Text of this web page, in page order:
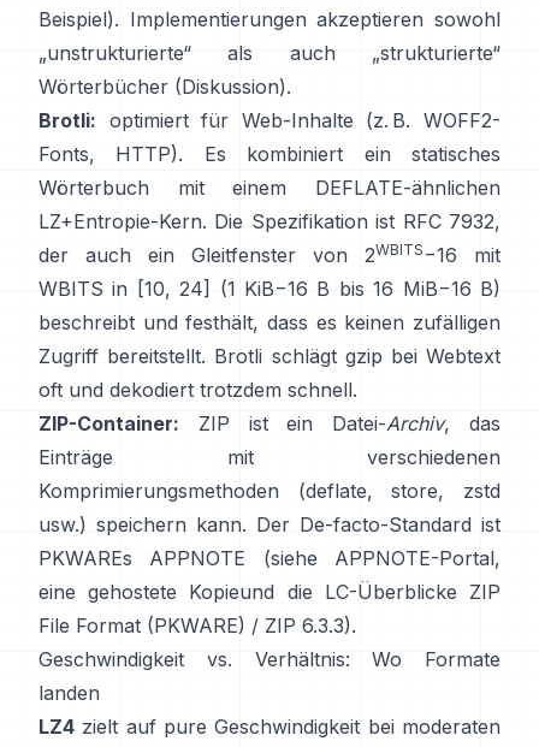
Beispiel). Implementierungen akzeptieren sowohl
„unstrukturierte“ als auch „strukturierte“
Wörterbücher (Diskussion).
Brotli: optimiert für Web-Inhalte (z. B. WOFF2-
Fonts, HTTP). Es kombiniert ein statisches
Wörterbuch mit einem DEFLATE-ähnlichen
LZ+Entropie-Kern. Die Spezifikation ist RFC 7932,
der auch ein Gleitfenster von 2WBITS −16 mit
WBITS in [10, 24] (1 KiB−16 B bis 16 MiB−16 B)
beschreibt und festhält, dass es keinen zufälligen
Zugriff bereitstellt. Brotli schlägt gzip bei Webtext
oft und dekodiert trotzdem schnell.
ZIP-Container: ZIP ist ein Datei-Archiv, das
Einträge mit verschiedenen
Komprimierungsmethoden (deflate, store, zstd
usw.) speichern kann. Der De-facto-Standard ist
PKWAREs APPNOTE (siehe
APPNOTE-Portal,
eine gehostete Kopieund die LC-Überblicke ZIP
File Format (PKWARE) / ZIP 6.3.3).
Geschwindigkeit vs. Verhältnis: Wo Formate
landen
LZ4 zielt auf pure Geschwindigkeit bei moderaten